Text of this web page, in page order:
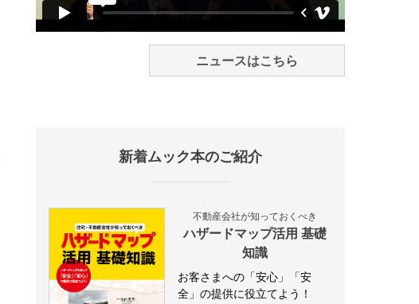
ニュースはこちら
新着ムック本のご紹介
不動産会社が知っておくべき
ハザードマップ活用 基礎
知識
お客さまへの「安心」「安
全」の提供に役立てよう！